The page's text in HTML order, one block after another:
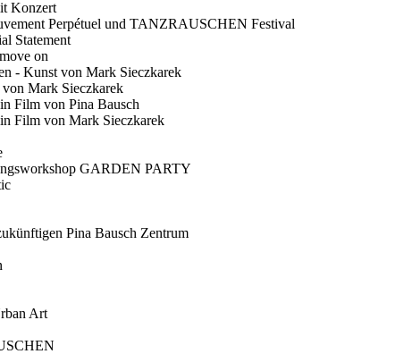
Konzert
Perpétuel und TANZRAUSCHEN Festival
Statement
on
- Kunst von Mark Sieczkarek
Mark Sieczkarek
Film von Pina Bausch
Film von Mark Sieczkarek
GARDEN PARTY
Pina Bausch Zentrum
Art